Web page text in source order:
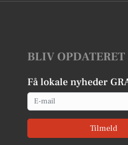
BLIV OPDATERET
Få lokale nyheder
Email
Tilmeld